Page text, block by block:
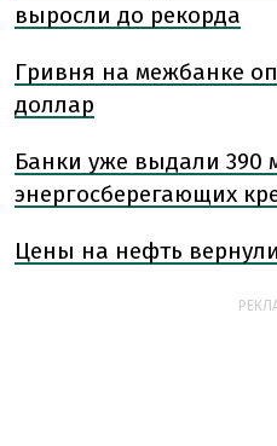
выросли до рекорда
Гривня на межбанке
доллар
Банки уже выдали 390
энергосберегающих
Цены на нефть